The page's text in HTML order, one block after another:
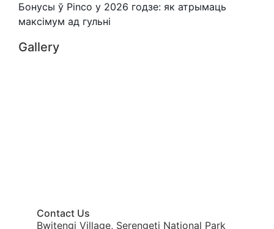
Бонусы ў Pinco у 2026 годзе: як атрымаць
максімум ад гульні
Gallery
Contact Us
Bwitengi Village, Serengeti National Park